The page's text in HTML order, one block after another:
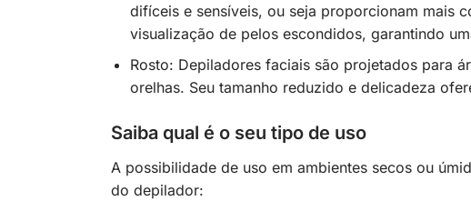
difíceis e sensíveis, ou seja proporcionam mais
visualização de pelos escondidos, garantindo
Rosto: Depiladores faciais são projetados para
orelhas. Seu tamanho reduzido e delicadeza
Saiba qual é o seu tipo de uso
A possibilidade de uso em ambientes secos ou
do depilador: